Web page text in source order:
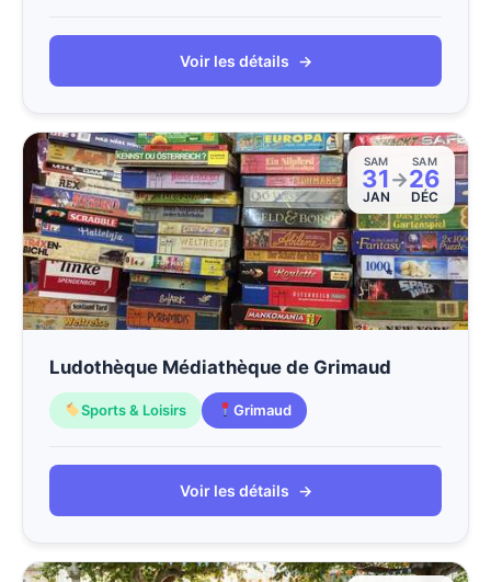
Voir les détails →
SAM
31
JAN
→
SAM
26
DÉC
Ludothèque Médiathèque de Grimaud
Sports & Loisirs Grimaud
Voir les détails →